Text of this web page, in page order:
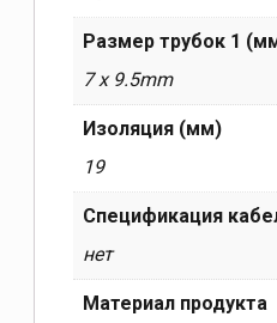
Размер трубок 1
7 x 9.5mm
Изоляция (мм)
19
Спецификация
нет
Материал продукта